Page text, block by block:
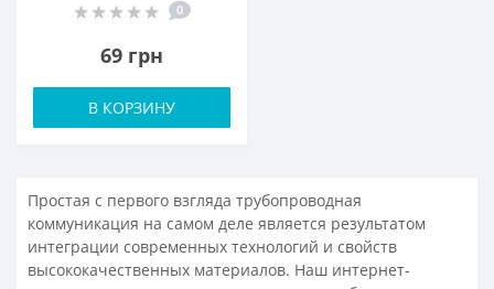
0
69 грн
В КОРЗИНУ
Простая с первого взгляда трубопроводная
коммуникация на самом деле является результатом
интеграции современных технологий и свойств
высококачественных материалов. Наш интернет-